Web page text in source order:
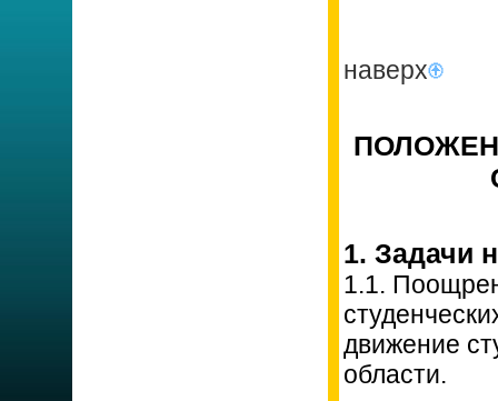
наверх
1. Задачи
1.1.
движение
области.